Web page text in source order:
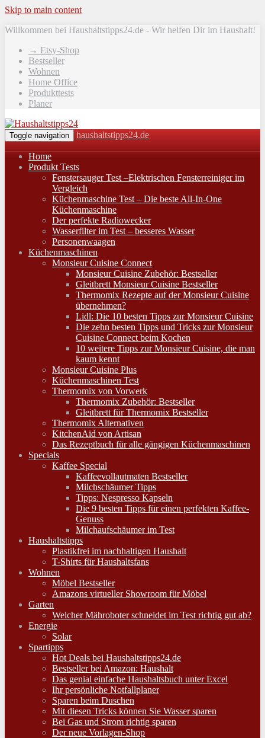
Skip to main content
Willkommen bei Haushaltstipps24.de - Wir helfen Dir im Haushalt!
→ Etsy-Shop
Bestseller
Wohnen
Home Office
Produkttests
Planer
Toggle navigation haushaltstipps24.de
Home
Produkt Tests
Fenstersauger Test –Elektrischen Fensterreiniger im
Vergleich
Küchenmaschine Test – Die beste All-In-One
Küchenmaschine
Der perfekte Radiowecker
Wasserfilter im Test – besseres Wasser
Personenwaagen
Küchenmaschinen
Monsieur Cuisine Connect
Monsieur Cuisine Zubehör: Bestseller
Gleitbrett Monsieur Cuisine Bestseller
Thermomix Rezepte auf der Monsieur Cuisine
übernehmen?
Lidl: Die 10 besten Tipps zur Monsieur Cuisine
Die zehn besten Tipps und Tricks zur Monsieur
Cuisine Connect beim Kochen
10 weitere Tipps zur Monsieur Cuisine, die man
kaum kennt
Monsieur Cuisine Plus
Küchenmaschinen Test
Thermomix von Vorwerk
Thermomix Zubehör: Bestseller
Gleitbrett für Thermomix Bestseller
Thermomix Alternativen
KitchenAid von Artisan
Das Rezeptbuch für alle gängigen Küchenmaschinen
Specials
Kaffee Special
Kaffeevollautmaten Bestseller
Milchschäumer Tipps
Tipps: Nespresso Kapseln
Die 9 besten Tipps für einen perfekten Kaffee-
Genuss
Milchaufschäumer im Test
Haushaltstipps
Plastikfrei im nachhaltigen Haushalt
T-Shirts für Haushaltsfans
Wohnen
Möbel Bestseller
Amazons virtueller Showroom für Möbel
Garten
Welcher Mähroboter schneidet im Test richtig gut ab?
Energie
Solar
Spartipps
Hot Deals bei Haushaltstipps24.de
Bestseller bei Amazon: Haushalt
Das genial einfache Haushaltsbuch unter Excel
Ihr persönliche Notfallplaner
Sparen beim Duschen
Mit diesen Tricks können Sie Wasser sparen
Bei Gas und Strom richtig sparen
Der neue Vorlagen-Shop